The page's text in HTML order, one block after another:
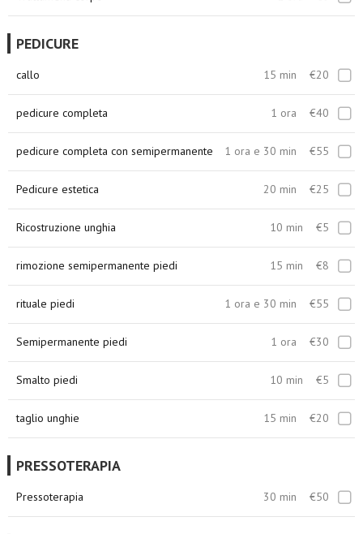
PEDICURE
callo 15 min €20
pedicure completa 1 ora €40
pedicure completa con semipermanente 1 ora e 30 min €55
Pedicure estetica 20 min €25
Ricostruzione unghia 10 min €5
rimozione semipermanente piedi 15 min €8
rituale piedi 1 ora e 30 min €55
Semipermanente piedi 1 ora €30
Smalto piedi 10 min €5
taglio unghie 15 min €20
PRESSOTERAPIA
Pressoterapia 30 min €50